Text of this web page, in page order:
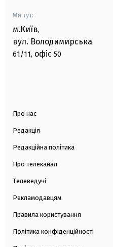
Ми тут:
м.Київ,
вул. Володимирська
61/11, офіс 50
Про нас
Редакція
Редакційна політика
Про телеканал
Телеведучі
Рекламодавцям
Правила користування
Політика конфіденційності